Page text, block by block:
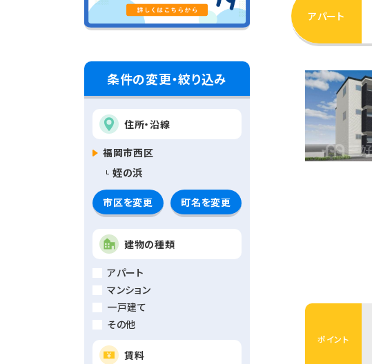
条件の変更・絞り込み
住所・沿線
福岡市西区
姪の浜
市区を変更 町名を変更
建物の種類
アパート
マンション
一戸建て
その他
賃料
アパート
ポイント